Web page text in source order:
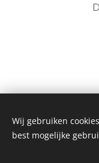
Wij gebruiken
best mogelijke